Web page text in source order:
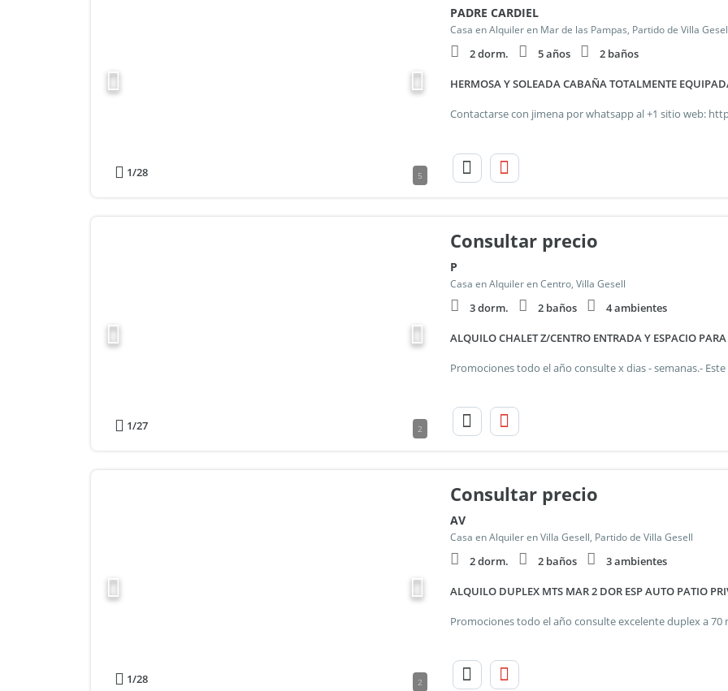
1/28 5
PADRE CARDIEL
Casa en Alquiler en Mar de las Pampas, Partido de Villa
2 dorm. 5 años 2 baños
HERMOSA Y SOLEADA CABAÑA TOTALMENTE
1/27 2
Consultar precio
P
Casa en Alquiler en Centro, Villa Gesell
3 dorm. 2 baños 4 ambientes
ALQUILO CHALET Z/CENTRO ENTRADA Y ESPACIO
1/28 2
Consultar precio
AV
Casa en Alquiler en Villa Gesell, Partido de Villa Gesell
2 dorm. 2 baños 3 ambientes
ALQUILO DUPLEX MTS MAR 2 DOR ESP AUTO PATIO